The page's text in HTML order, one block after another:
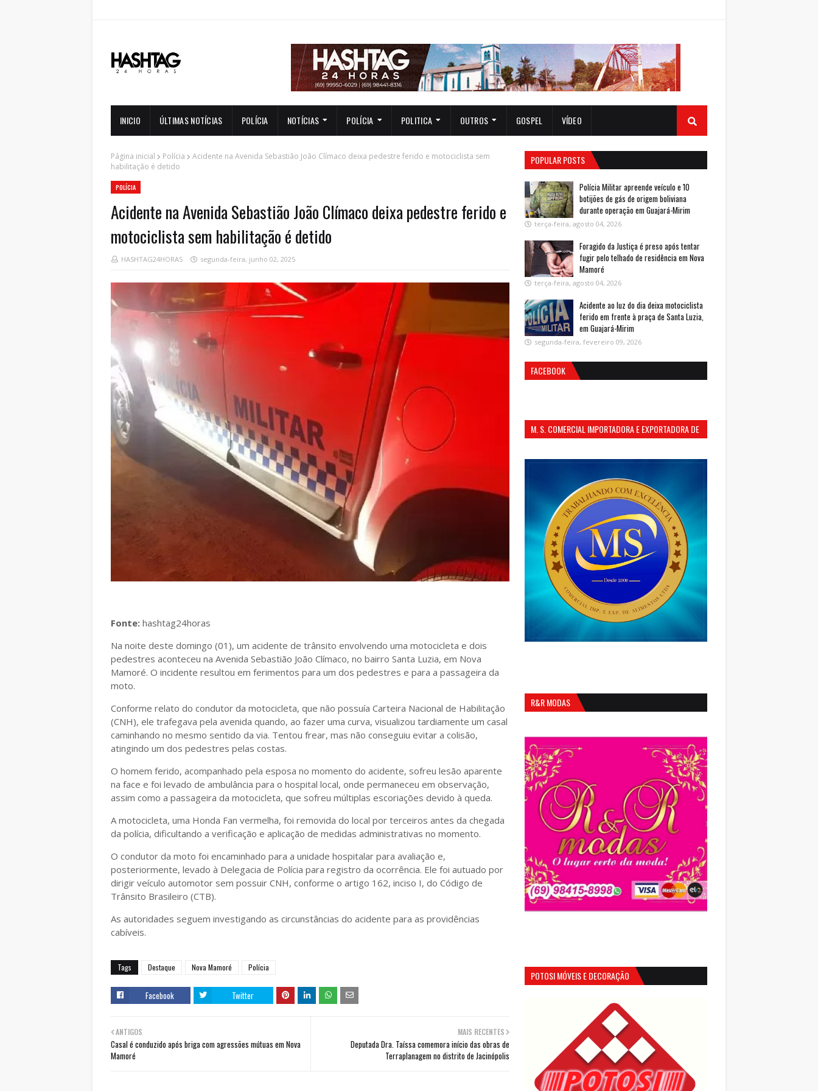
INICIO ÚLTIMAS NOTÍCIAS POLÍCIA NOTÍCIAS POLÍCIA POLITICA OUTROS GOSPEL VÍDEO
Página inicial Polícia
Acidente na Avenida Sebastião João Clímaco deixa pedestre ferido e motociclista sem
habilitação é detido
POLÍCIA
Acidente na Avenida Sebastião João Clímaco deixa pedestre ferido e
motociclista sem habilitação é detido
HASHTAG24HORAS segunda-feira, junho 02, 2025
Fonte: hashtag24horas
Na noite deste domingo (01), um acidente de trânsito envolvendo uma motocicleta e dois
pedestres aconteceu na Avenida Sebastião João Clímaco, no bairro Santa Luzia, em Nova
Mamoré. O incidente resultou em ferimentos para um dos pedestres e para a passageira da
moto.
Conforme relato do condutor da motocicleta, que não possuía Carteira Nacional de Habilitação
(CNH), ele trafegava pela avenida quando, ao fazer uma curva, visualizou tardiamente um casal
caminhando no mesmo sentido da via. Tentou frear, mas não conseguiu evitar a colisão,
atingindo um dos pedestres pelas costas.
O homem ferido, acompanhado pela esposa no momento do acidente, sofreu lesão aparente
na face e foi levado de ambulância para o hospital local, onde permaneceu em observação,
assim como a passageira da motocicleta, que sofreu múltiplas escoriações devido à queda.
A motocicleta, uma Honda Fan vermelha, foi removida do local por terceiros antes da chegada
da polícia, dificultando a verificação e aplicação de medidas administrativas no momento.
O condutor da moto foi encaminhado para a unidade hospitalar para avaliação e,
posteriormente, levado à Delegacia de Polícia para registro da ocorrência. Ele foi autuado por
dirigir veículo automotor sem possuir CNH, conforme o artigo 162, inciso I, do Código de
Trânsito Brasileiro (CTB).
As autoridades seguem investigando as circunstâncias do acidente para as providências
cabíveis.
Tags Destaque Nova Mamoré Polícia
Facebook Twitter
MAIS RECENTES
Deputada Dra. Taíssa comemora início das obras de
Terraplanagem no distrito de Jacinópolis
ANTIGOS
Casal é conduzido após briga com agressões mútuas em Nova
Mamoré
POPULAR POSTS
Polícia Militar apreende veículo e 10
botijões de gás de origem boliviana
durante operação em Guajará-Mirim
terça-feira, agosto 04, 2026
Foragido da Justiça é preso após tentar
fugir pelo telhado de residência em Nova
Mamoré
terça-feira, agosto 04, 2026
Acidente ao luz do dia deixa motociclista
ferido em frente à praça de Santa Luzia,
em Guajará-Mirim
segunda-feira, fevereiro 09, 2026
FACEBOOK
M. S. COMERCIAL IMPORTADORA E EXPORTADORA DE
R&R MODAS
POTOSI MÓVEIS E DECORAÇÃO